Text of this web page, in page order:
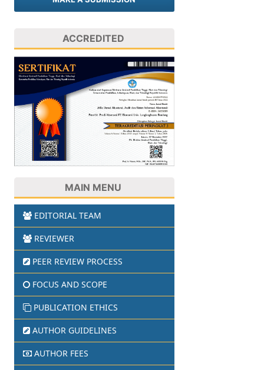
ACCREDITED
MAIN MENU
EDITORIAL TEAM
REVIEWER
PEER REVIEW PROCESS
FOCUS AND SCOPE
PUBLICATION ETHICS
AUTHOR GUIDELINES
AUTHOR FEES